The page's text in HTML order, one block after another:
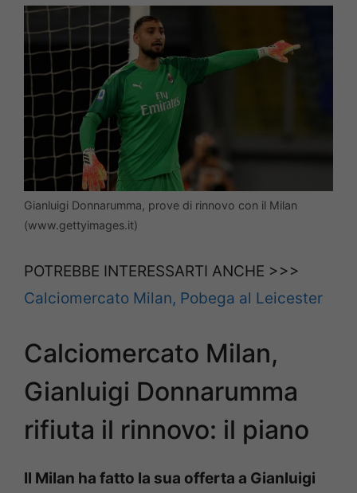
Gianluigi Donnarumma, prove di rinnovo con il Milan
(www.gettyimages.it)
POTREBBE INTERESSARTI ANCHE >>>
Calciomercato Milan, Pobega al Leicester
Calciomercato Milan,
Gianluigi Donnarumma
rifiuta il rinnovo: il piano
Il Milan ha fatto la sua offerta a Gianluigi